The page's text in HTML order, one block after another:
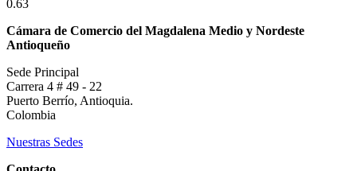
Cámara de Comercio del Magdalena Medio y Nordeste
Antioqueño
Sede Principal
Carrera 4 # 49 - 22
Puerto Berrío, Antioquia.
Colombia
Nuestras Sedes